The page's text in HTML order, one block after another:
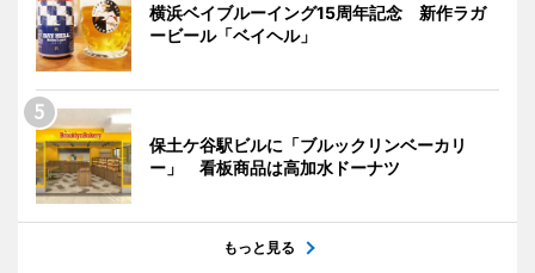
横浜ベイブルーイング15周年記念 新作ラガ
ービール「ベイヘル」
保土ケ谷駅ビルに「ブルックリンベーカリ
ー」 看板商品は高加水ドーナツ
もっと見る